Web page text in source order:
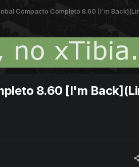
Compacto Completo 8.60 [I'm
8.60 [I'm